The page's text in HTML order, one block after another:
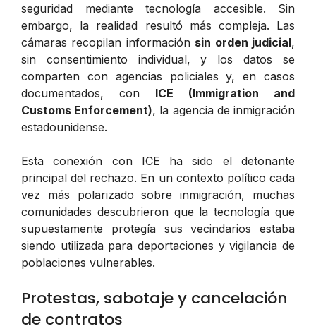
seguridad mediante tecnología accesible. Sin
embargo, la realidad resultó más compleja. Las
cámaras recopilan información sin orden judicial,
sin consentimiento individual, y los datos se
comparten con agencias policiales y, en casos
documentados, con ICE (Immigration and
Customs Enforcement), la agencia de inmigración
estadounidense.
Esta conexión con ICE ha sido el detonante
principal del rechazo. En un contexto político cada
vez más polarizado sobre inmigración, muchas
comunidades descubrieron que la tecnología que
supuestamente protegía sus vecindarios estaba
siendo utilizada para deportaciones y vigilancia de
poblaciones vulnerables.
Protestas, sabotaje y cancelación
de contratos